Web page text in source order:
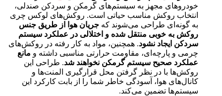
خودروهای مجهز به سیستم‌های گرمکن و سردکن صندلی،
انتخاب روکش مناسب حیاتی است. روکش‌های لوکس چری
به گونه‌ای طراحی می‌شوند که جریان هوا از طریق جنس
روکش به خوبی منتقل شده و اختلالی در عملکرد سیستم
سردکن ایجاد نشود. همچنین، مواد به کار رفته در روکش‌های
چرمی و پارچه‌ای، مقاومت حرارتی مناسبی داشته و مانع
عملکرد صحیح سیستم گرمکن نخواهند شد. طراحی این
روکش‌ها با در نظر گرفتن محل قرارگیری المنت‌ها و
کانال‌های هوا، آسودگی خاطر شما را از بابت کارکرد این
سیستم‌ها تضمین می‌کند.